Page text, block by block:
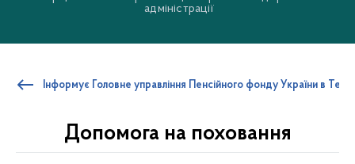
адміністрації
Інформує Головне управління Пенсійного фонду України в
Допомога на поховання